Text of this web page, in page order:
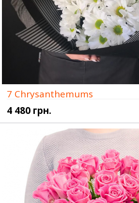
7 Chrysanthemums
4 480 грн.